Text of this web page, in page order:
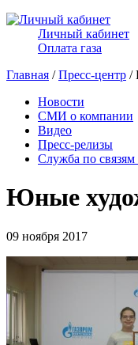
Личный кабинет
Оплата газа
Главная /Пресс-центр /
Новости
СМИ о компании
Видео
Пресс-релизы
Служба по
Юные
09 ноября 2017